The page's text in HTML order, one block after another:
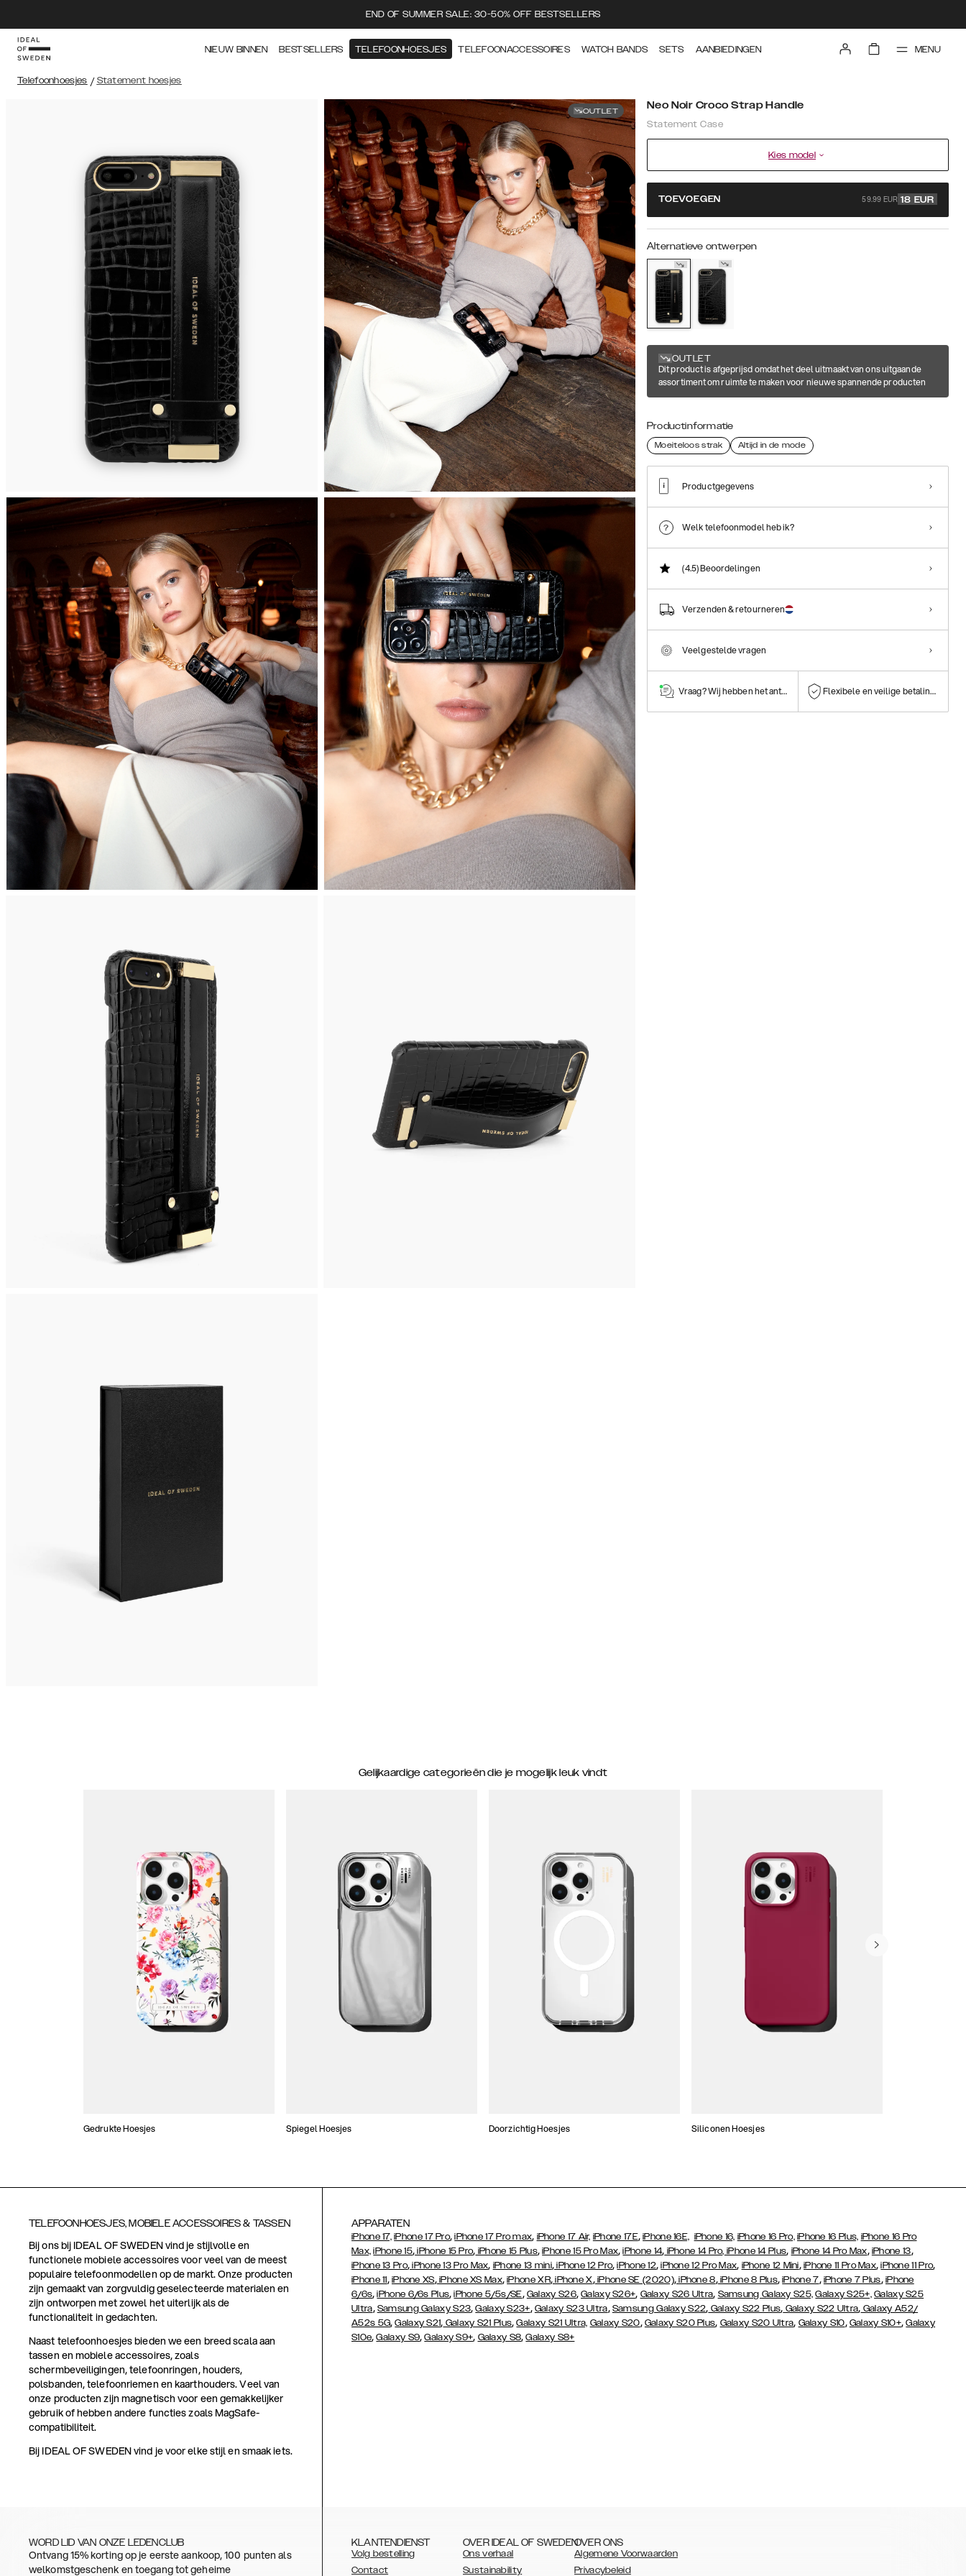
END OF SUMMER SALE: 30-50% OFF BESTSELLERS
NIEUW BINNEN BESTSELLERS TELEFOONHOESJES TELEFOONACCESSOIRES WATCH BANDS SETS AANBIEDINGEN MENU
Telefoonhoesjes / Statement hoesjes
OUTLET Neo Noir Croco Strap Handle
Statement Case
Kies model
TOEVOEGEN 59.99 EUR 18 EUR
Alternatieve ontwerpen
OUTLET
Dit product is afgeprijsd omdat het deel uitmaakt van ons uitgaande
assortiment om ruimte te maken voor nieuwe spannende producten
Productinformatie
Moeiteloos strak Altijd in de mode
Productgegevens
Welk telefoonmodel heb ik?
(4.5)Beoordelingen
Verzenden & retourneren
Veelgestelde vragen
Vraag? Wij hebben het antwoord! Flexibele en veilige betalingen
Gelijkaardige categorieën die je mogelijk leuk vindt
Gedrukte Hoesjes Spiegel Hoesjes Doorzichtig Hoesjes Siliconen Hoesjes
TELEFOONHOESJES, MOBIELE ACCESSOIRES & TASSEN
Bij ons bij IDEAL OF SWEDEN vind je stijlvolle en
functionele mobiele accessoires voor veel van de meest
populaire telefoonmodellen op de markt. Onze producten
zijn gemaakt van zorgvuldig geselecteerde materialen en
zijn ontworpen met zowel het uiterlijk als de
functionaliteit in gedachten.
Naast telefoonhoesjes bieden we een breed scala aan
tassen en mobiele accessoires, zoals
schermbeveiligingen, telefoonringen, houders,
polsbanden, telefoonriemen en kaarthouders. Veel van
onze producten zijn magnetisch voor een gemakkelijker
gebruik of hebben andere functies zoals MagSafe-
compatibiliteit.
Bij IDEAL OF SWEDEN vind je voor elke stijl en smaak iets.
APPARATEN
iPhone 17, iPhone 17 Pro,iPhone 17 Pro max, iPhone 17 Air, iPhone 17E,iPhone 16E, iPhone 16, iPhone 16 Pro, iPhone 16 Plus, iPhone 16 Pro
Max, iPhone 15, iPhone 15 Pro, iPhone 15 Plus,iPhone 15 Pro Max,iPhone 14, iPhone 14 Pro, iPhone 14 Plus, iPhone 14 Pro Max, iPhone 13,
iPhone 13 Pro, iPhone 13 Pro Max, iPhone 13 mini,iPhone 12 Pro,iPhone 12,iPhone 12 Pro Max, iPhone 12 Mini, iPhone 11 Pro Max,iPhone 11 Pro,
iPhone 11, iPhone XS,iPhone XS Max,iPhone XR,iPhone X,iPhone SE (2020),iPhone 8,iPhone 8 Plus,iPhone 7, iPhone 7 Plus, iPhone
6/6s,iPhone 6/6s Plus,iPhone 5/5s/SE, Galaxy S26,Galaxy S26+, Galaxy S26 Ultra, Samsung Galaxy S25, Galaxy S25+, Galaxy S25
Ultra, Samsung Galaxy S23,Galaxy S23+, Galaxy S23 Ultra, Samsung Galaxy S22, Galaxy S22 Plus, Galaxy S22 Ultra, Galaxy A52/
A52s 5G,Galaxy S21, Galaxy S21 Plus,Galaxy S21 Ultra, Galaxy S20, Galaxy S20 Plus, Galaxy S20 Ultra, Galaxy S10, Galaxy S10+,Galaxy
S10e,Galaxy S9,Galaxy S9+, Galaxy S8,Galaxy S8+
WORD LID VAN ONZE LEDENCLUB
Ontvang 15% korting op je eerste aankoop, 100 punten als
welkomstgeschenk en toegang tot geheime
KLANTENDIENST
Volg bestelling
Contact
OVER IDEAL OF SWEDEN
Ons verhaal
Sustainability
OVER ONS
Algemene Voorwaarden
Privacybeleid